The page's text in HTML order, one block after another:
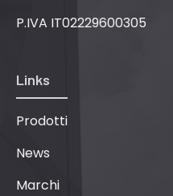
P.IVA IT02229600305
Links
Prodotti
News
Marchi